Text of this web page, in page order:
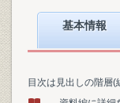
基本情報
目次は見出しの階層